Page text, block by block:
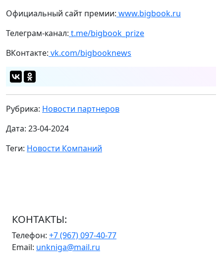
Официальный сайт премии: www.bigbook.ru
Телеграм-канал: t.me/bigbook_prize
ВКонтакте: vk.com/bigbooknews
Рубрика: Новости партнеров
Дата: 23-04-2024
Теги: Новости Компаний
КОНТАКТЫ:
Телефон: +7 (967) 097-40-77
Email: unkniga@mail.ru